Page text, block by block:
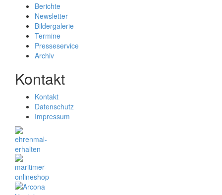
Berichte
Newsletter
Bildergalerie
Termine
Presseservice
Archiv
Kontakt
Kontakt
Datenschutz
Impressum